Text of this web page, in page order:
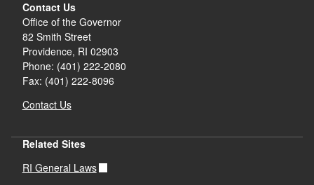
Contact Us
Office of the Governor
82 Smith Street
Providence, RI 02903
Phone: (401) 222-2080
Fax: (401) 222-8096
Contact Us
Related Sites
RI General Laws